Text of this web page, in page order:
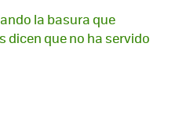
la basura que
dicen que no ha servido